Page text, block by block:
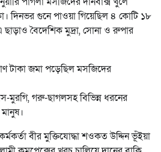
দিনভর গুনে পাওয়া গিয়েছিল ৪ কোটি ১৮
বৈদেশিক মুদ্রা, সোনা ও রুপার
টাকা জমা পড়েছিল মসজিদের
মুরগি, গরু-ছাগলসহ বিভিন্ন ধরনের
বীর মুক্তিযোদ্ধা শওকত উদ্দিন ভূঁইয়া